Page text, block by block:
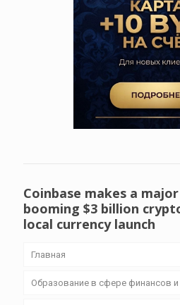
Coinbase makes a
booming $3 billion
local currency launch
Главная
Образование в сфере финансов и